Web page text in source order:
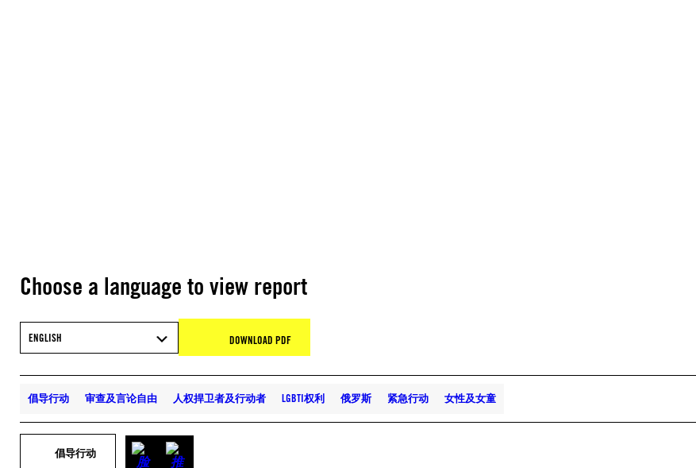
Choose a language to view report
ENGLISH DOWNLOAD PDF
倡导行动 审查及言论自由 人权捍卫者及行动者 LGBTI权利 俄罗斯 紧急行动 女性及女童
倡导行动